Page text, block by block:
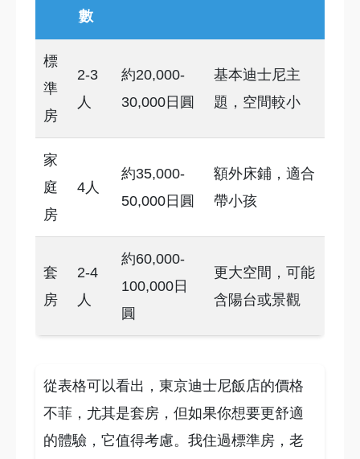
數
標
準
房
2-3
人
約20,000-
30,000日圓
基本迪士尼主
題，空間較小
家
庭
房
4人
約35,000-
50,000日圓
額外床鋪，適合
帶小孩
套
房
2-4
人
約60,000-
100,000日
圓
更大空間，可能
含陽台或景觀
從表格可以看出，東京迪士尼飯店的價格
不菲，尤其是套房，但如果你想要更舒適
的體驗，它值得考慮。我住過標準房，老